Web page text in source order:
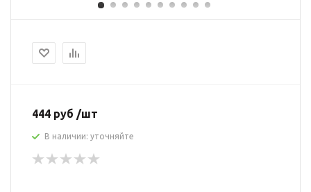
444 руб /шт
В наличии: уточняйте